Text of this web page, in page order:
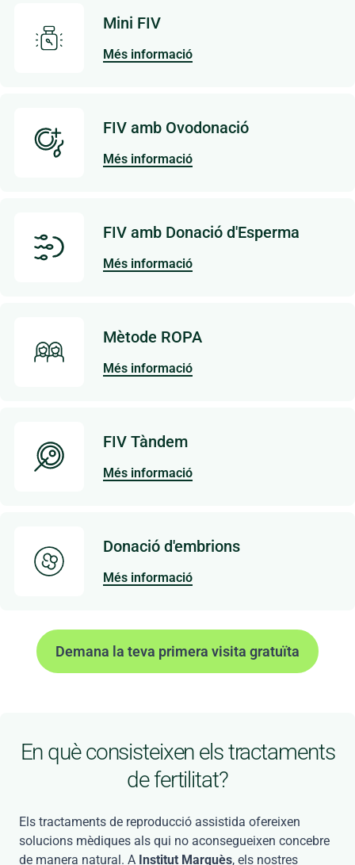
Mini FIV
Més informació
FIV amb Ovodonació
Més informació
FIV amb Donació d'Esperma
Més informació
Mètode ROPA
Més informació
FIV Tàndem
Més informació
Donació d'embrions
Més informació
Demana la teva primera visita gratuïta
En què consisteixen els tractaments
de fertilitat?
Els tractaments de reproducció assistida ofereixen
solucions mèdiques als qui no aconsegueixen concebre
de manera natural. A Institut Marquès, els nostres